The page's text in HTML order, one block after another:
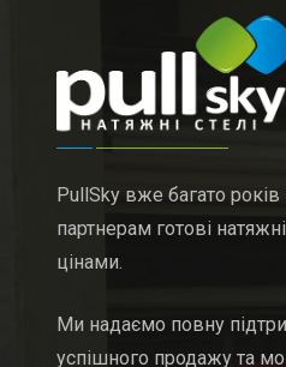
PullSky вже багато років
партнерам готові
цінами.
Ми надаємо повну
успішного продажу та